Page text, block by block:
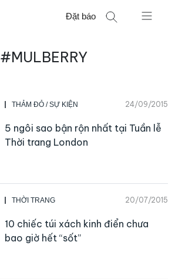
Đặt báo
#MULBERRY
THẢM ĐỎ / SỰ KIỆN 24/09/2015
5 ngôi sao bận rộn nhất tại Tuần lễ
Thời trang London
THỜI TRANG 20/07/2015
10 chiếc túi xách kinh điển chưa
bao giờ hết “sốt”